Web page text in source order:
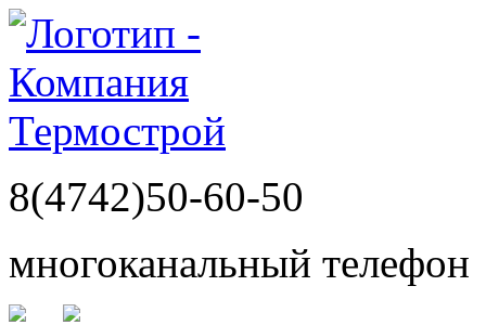
8(4742)50-60-50
многоканальный телефон